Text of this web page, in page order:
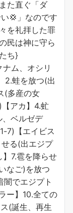
た直ぐ「ダ
💢」なのです
を礼拝した罪
民は神に守ら
ち}
ム、オシリ
2.蛙を放つ(出
(多産の女
アカ】4.虻
ベルゼデ
7)【エイビス
る(出エジプ
7.雹を降らせ
なご)を放つ
でエジプト
ー】10.全ての
(誕生、再生